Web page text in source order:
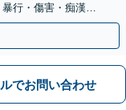
行・傷害・痴漢・
でお問い合わせ